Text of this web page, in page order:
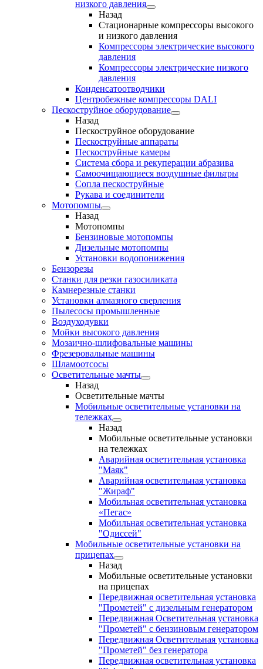
низкого давления
Назад
Стационарные компрессоры высокого
и низкого давления
Компрессоры электрические высокого
давления
Компрессоры электрические низкого
давления
Конденсатоотводчики
Центробежные компрессоры DALI
Пескоструйное оборудование
Назад
Пескоструйное оборудование
Пескоструйные аппараты
Пескоструйные камеры
Система сбора и рекуперации абразива
Самоочищающиеся воздушные фильтры
Сопла пескоструйные
Рукава и соединители
Мотопомпы
Назад
Мотопомпы
Бензиновые мотопомпы
Дизельные мотопомпы
Установки водопонижения
Бензорезы
Станки для резки газосиликата
Камнерезные станки
Установки алмазного сверления
Пылесосы промышленные
Воздуходувки
Мойки высокого давления
Мозаично-шлифовальные машины
Фрезеровальные машины
Шламоотсосы
Осветительные мачты
Назад
Осветительные мачты
Мобильные осветительные установки на
тележках
Назад
Мобильные осветительные установки
на тележках
Аварийная осветительная установка
"Маяк"
Аварийная осветительная установка
"Жираф"
Мобильная осветительная установка
«Пегас»
Мобильная осветительная установка
"Одиссей"
Мобильные осветительные установки на
прицепах
Назад
Мобильные осветительные установки
на прицепах
Передвижная осветительная установка
"Прометей" с дизельным генератором
Передвижная Осветительная установка
"Прометей" с бензиновым генератором
Передвижная Осветительная установка
"Прометей" без генератора
Передвижная осветительная установка